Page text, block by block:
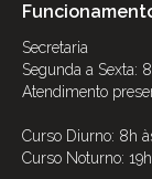
Secretaria
Segunda a Sexta:
Atendimento
Curso Diurno: 8h
Curso Noturno: